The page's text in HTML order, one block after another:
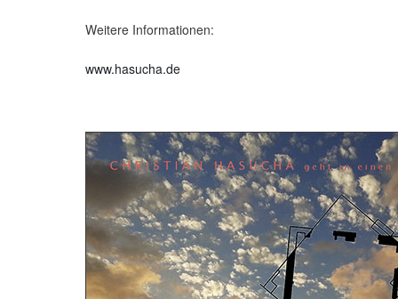
Weitere Informationen:
www.hasucha.de